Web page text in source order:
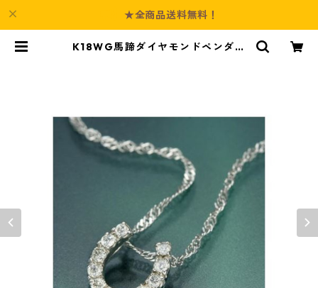
★全商品送料無料！
K18WG馬蹄ダイヤモンドペンダン